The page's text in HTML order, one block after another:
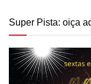
Super Pista: oiça